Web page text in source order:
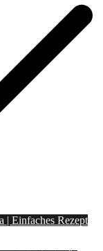
| Einfaches Rezept